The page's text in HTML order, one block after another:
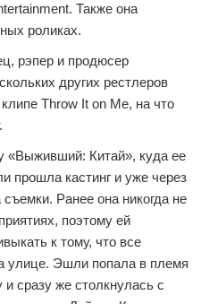
Также она
роликах.
рэпер и продюсер
других рестлеров
Throw It on Me, на что
«Выживший: Китай», куда ее
прошла кастинг и уже через
Ранее она никогда не
поэтому ей
к тому, что все
улице. Эшли попала в племя
сразу же столкнулась с